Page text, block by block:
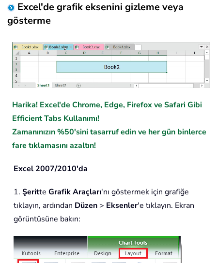
Excel'de grafik eksenini gizleme veya
gösterme
Harika! Excel'de Chrome, Edge, Firefox ve Safari Gibi
Efficient Tabs Kullanımı!
Zamanınızın %50'sini tasarruf edin ve her gün binlerce
fare tıklamasını azaltın!
Excel 2007/2010'da
1. Şeritte Grafik Araçları'nı göstermek için grafiğe
tıklayın, ardından Düzen > Eksenler'e tıklayın. Ekran
görüntüsüne bakın: